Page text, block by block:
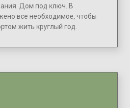
Дом под ключ. В
все необходимое, чтобы
жить круглый год.